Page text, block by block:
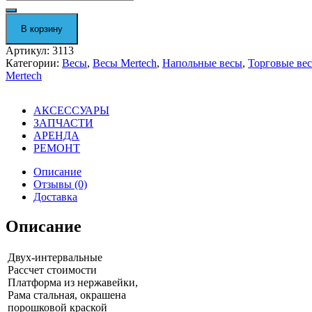
напольные
весы
"M-
ER
335
ACP-
150.20/50
3113
В корзину
Артикул: 3113
Категории: Весы, Весы Mertech, Напольные весы, Торговые
Mertech
АКСЕССУАРЫ
ЗАПЧАСТИ
АРЕНДА
РЕМОНТ
Описание
Отзывы (0)
Доставка
Описание
Двух-интервальные
Рассчет стоимости
Платформа из нержавейки,
Рама стальная, окрашена
порошковой краской